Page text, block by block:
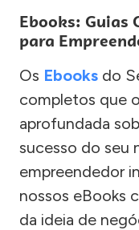
Ebooks: Guias
para
Os Ebooks do
completos que
aprofundada
sucesso do seu
empreendedor
nossos eBooks
da ideia de